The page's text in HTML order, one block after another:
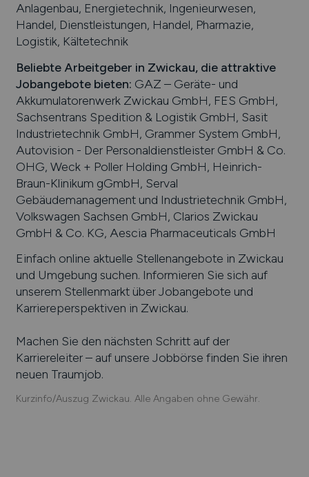
Anlagenbau, Energietechnik, Ingenieurwesen,
Handel, Dienstleistungen, Handel, Pharmazie,
Logistik, Kältetechnik
Beliebte Arbeitgeber in Zwickau, die attraktive
Jobangebote bieten: GAZ – Geräte- und
Akkumulatorenwerk Zwickau GmbH, FES GmbH,
Sachsentrans Spedition & Logistik GmbH, Sasit
Industrietechnik GmbH, Grammer System GmbH,
Autovision - Der Personaldienstleister GmbH & Co.
OHG, Weck + Poller Holding GmbH, Heinrich-
Braun-Klinikum gGmbH, Serval
Gebäudemanagement und Industrietechnik GmbH,
Volkswagen Sachsen GmbH, Clarios Zwickau
GmbH & Co. KG, Aescia Pharmaceuticals GmbH
Einfach online aktuelle Stellenangebote in Zwickau
und Umgebung suchen. Informieren Sie sich auf
unserem Stellenmarkt über Jobangebote und
Karriereperspektiven in Zwickau.
Machen Sie den nächsten Schritt auf der
Karriereleiter – auf unsere Jobbörse finden Sie ihren
neuen Traumjob.
Kurzinfo/Auszug Zwickau. Alle Angaben ohne Gewähr.